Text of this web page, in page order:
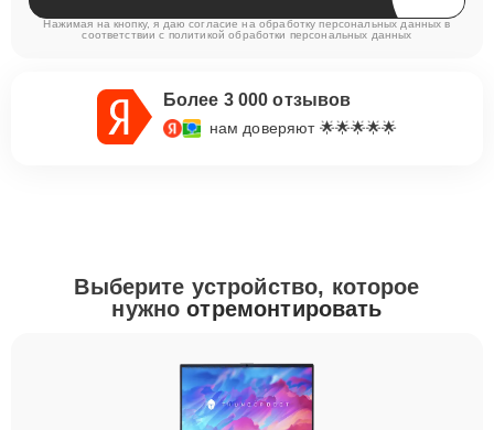
Нажимая на кнопку, я даю согласие на обработку персональных данных в
соответствии с политикой обработки персональных данных
Более 3 000 отзывов
нам доверяют 🌟🌟🌟🌟🌟
Выберите устройство, которое
нужноотремонтировать